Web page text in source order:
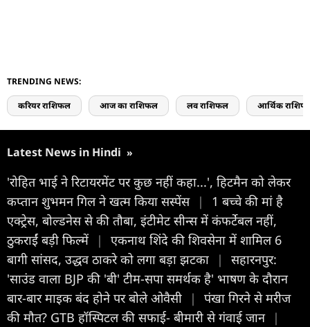
TRENDING NEWS:
करियर राशिफल आज का राशिफल लव राशिफल आर्थिक
Latest News in Hindi »
'रोहित भाई ने रिटायरमेंट पर कुछ नहीं कहा...', हिटमैन को लेकर
कप्तान शुभमन गिल ने खत्म किया सस्पेंस |
1 बच्चे की मां है
एक्ट्रेस, बोल्डनेस से की तौबा, इंटीमेट सीन्स में कंफर्टेबल नहीं,
ठुकराईं बड़ी फिल्में
|
एकनाथ शिंदे की शिवसेना में शामिल 6
बागी सांसद, उद्धव ठाकरे को लगा बड़ा झटका
|
सहारनपुर:
'साउंड वाला BJP की 'बी' टीम-सपा समर्थक है' भाषण के दौरान
बार-बार माइक बंद होने पर बोले ओवैसी
|
पंखा गिरने से मरीज
की मौत? GTB हॉस्पिटल की सफाई- बीमारी से गंवाई जान |